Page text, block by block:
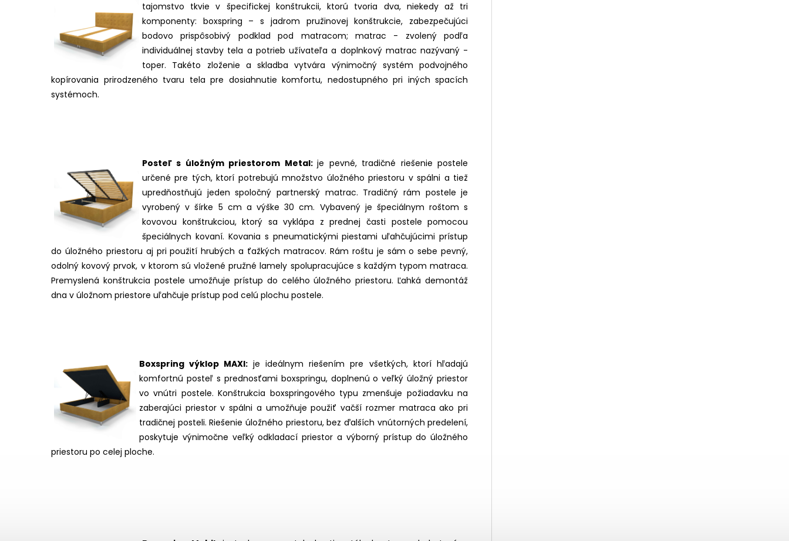
tajomstvo tkvie v špecifickej konštrukcii, ktorú tvoria dva, niekedy až tri
komponenty: boxspring – s jadrom pružinovej konštrukcie, zabezpečujúci
bodovo prispôsobivý podklad pod matracom; matrac - zvolený podľa
individuálnej stavby tela a potrieb užívateľa a doplnkový matrac nazývaný -
toper. Takéto zloženie a skladba vytvára výnimočný systém podvojného
kopírovania prirodzeného tvaru tela pre dosiahnutie komfortu, nedostupného pri iných spacích
systémoch.
Posteľ s úložným priestorom Metal:je pevné, tradičné riešenie postele
určené pre tých, ktorí potrebujú množstvo úložného priestoru v spálni a tiež
upredňostňujú jeden spoločný partnerský matrac. Tradičný rám postele je
vyrobený v šírke 5 cm a výške 30 cm. Vybavený je špeciálnym roštom s
kovovou konštrukciou, ktorý sa vyklápa z prednej časti postele pomocou
špeciálnych kovaní. Kovania s pneumatickými piestami uľahčujúcimi prístup
do úložného priestoru aj pri použití hrubých a ťažkých matracov. Rám roštu je sám o sebe pevný,
odolný kovový prvok, v ktorom sú vložené pružné lamely spolupracujúce s každým typom matraca.
Premyslená konštrukcia postele umožňuje prístup do celého úložného priestoru. Ľahká demontáž
dna v úložnom priestore uľahčuje prístup pod celú plochu postele.
Boxspring výklop MAXI: je ideálnym riešením pre všetkých, ktorí hľadajú
komfortnú posteľ s prednosťami boxspringu, doplnenú o veľký úložný priestor
vo vnútri postele. Konštrukcia boxspringového typu zmenšuje požiadavku na
zaberajúci priestor v spálni a umožňuje použiť vačší rozmer matraca ako pri
tradičnej posteli. Riešenie úložného priestoru, bez ďalších vnútorných predelení,
poskytuje výnimočne veľký odkladací priestor a výborný prístup do úložného
priestoru po celej ploche.